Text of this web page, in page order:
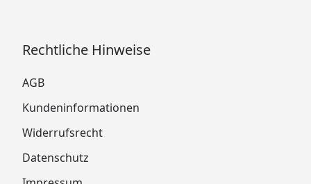
Rechtliche Hinweise
AGB
Kundeninformationen
Widerrufsrecht
Datenschutz